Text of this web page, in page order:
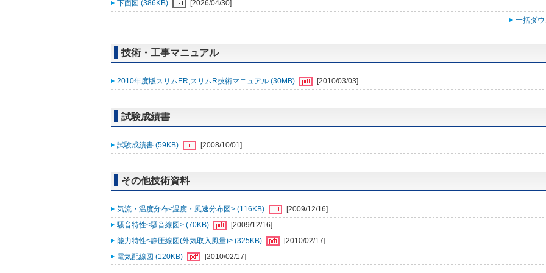
下面図 (386KB)
[2026/04/30]
一括ダ
技術・工事マニュアル
2010年度版スリムER,スリムR技術マニュアル (30MB) [2010/03/03]
試験成績書
試験成績書 (59KB) [2008/10/01]
その他技術資料
気流・温度分布<温度・風速分布図> (116KB)
[2009/12/16]
騒音特性<騒音線図> (70KB)
[2009/12/16]
能力特性<静圧線図(外気取入風量)> (325KB)
[2010/02/17]
電気配線図 (120KB)
[2010/02/17]